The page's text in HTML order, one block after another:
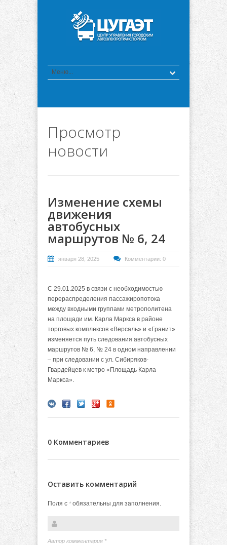
Просмотр
новости
Изменение схемы
движения
автобусных
маршрутов № 6, 24
января 28, 2025 Комментарии: 0
С 29.01.2025 в связи с необходимостью
перераспределения пассажиропотока
между входными группами метрополитена
на площади им. Карла Маркса в районе
торговых комплексов «Версаль» и «Гранит»
изменяется путь следования автобусных
маршрутов № 6, № 24 в одном направлении
– при следовании с ул. Сибиряков-
Гвардейцев к метро «Площадь Карла
Маркса».
0 Комментариев
Оставить комментарий
Поля с *обязательны для заполнения.
Автор комментария *